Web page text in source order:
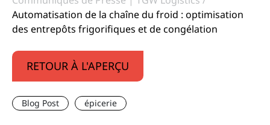
Automatisation de la chaîne du froid : optimisation
des entrepôts frigorifiques et de congélation
RETOUR À L'APERÇU
Blog Post épicerie